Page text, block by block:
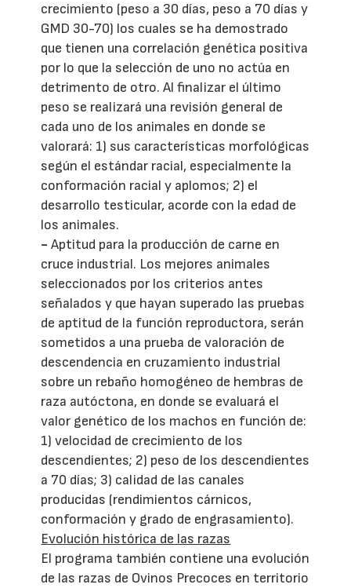
crecimiento (peso a 30 días, peso a 70 días y
GMD 30-70) los cuales se ha demostrado
que tienen una correlación genética positiva
por lo que la selección de uno no actúa en
detrimento de otro. Al finalizar el último
peso se realizará una revisión general de
cada uno de los animales en donde se
valorará: 1) sus características morfológicas
según el estándar racial, especialmente la
conformación racial y aplomos; 2) el
desarrollo testicular, acorde con la edad de
los animales.
-Aptitud para la producción de carne en
cruce industrial. Los mejores animales
seleccionados por los criterios antes
señalados y que hayan superado las pruebas
de aptitud de la función reproductora, serán
sometidos a una prueba de valoración de
descendencia en cruzamiento industrial
sobre un rebaño homogéneo de hembras de
raza autóctona, en donde se evaluará el
valor genético de los machos en función de:
1) velocidad de crecimiento de los
descendientes; 2) peso de los descendientes
a 70 días; 3) calidad de las canales
producidas (rendimientos cárnicos,
conformación y grado de engrasamiento).
Evolución histórica de las razas
El programa también contiene una evolución
de las razas de Ovinos Precoces en territorio